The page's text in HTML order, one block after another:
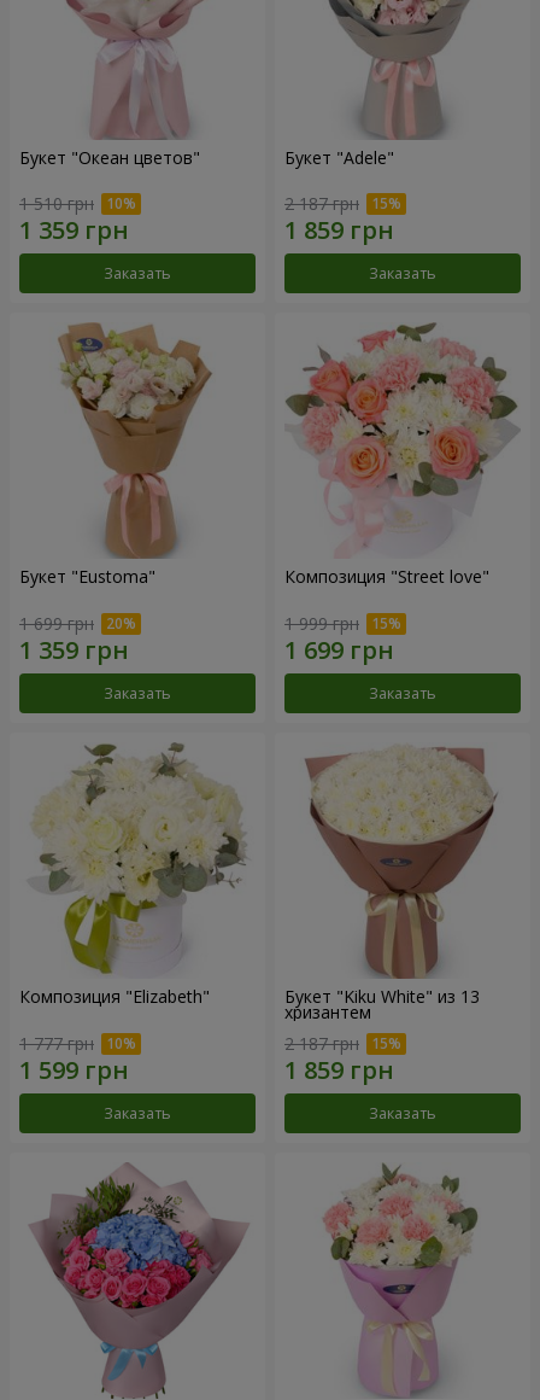
Букет "Океан цветов"
1 510 грн
Заказать
Букет "Adele"
2 187 грн
Заказать
Букет "Eustoma"
1 699 грн
Заказать
Композиция "Street love"
1 999 грн
Заказать
Композиция "Elizabeth"
1 777 грн
Заказать
Букет "Kiku White" из 13
хризантем
2 187 грн
Заказать